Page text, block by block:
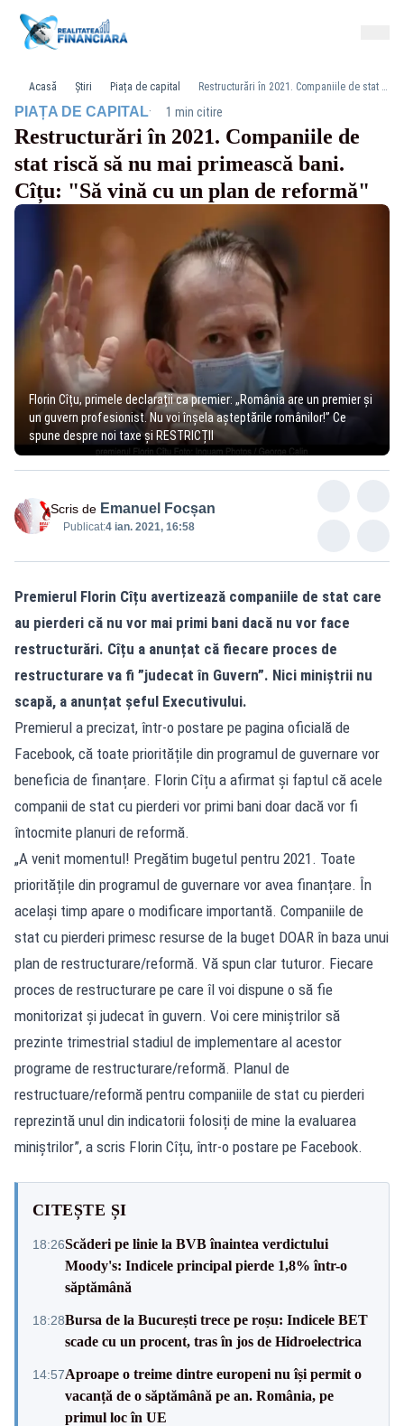
Acasă Știri Piața de capital Restructurări în 2021. Companiile de stat riscă să nu mai primească bani. Cîțu: "Să vină cu un plan de reformă"
PIAȚA DE CAPITAL· 1 min citire
Restructurări în 2021. Companiile de
stat riscă să nu mai primească bani.
Cîțu: "Să vină cu un plan de reformă"
Florin Cîțu, primele declarații ca premier: „România are un premier și
un guvern profesionist. Nu voi înșela așteptările românilor!” Ce
spune despre noi taxe și RESTRICȚII
Scris de Emanuel Focșan
Publicat:4 ian. 2021, 16:58
Premierul Florin Cîțu avertizează companiile de stat care
au pierderi că nu vor mai primi bani dacă nu vor face
restructurări. Cîțu a anunțat că fiecare proces de
restructurare va fi ”judecat în Guvern”. Nici miniștrii nu
scapă, a anunțat șeful Executivului.
Premierul a precizat, într-o postare pe pagina oficială de
Facebook, că toate prioritățile din programul de guvernare vor
beneficia de finanțare. Florin Cîțu a afirmat și faptul că acele
companii de stat cu pierderi vor primi bani doar dacă vor fi
întocmite planuri de reformă.
„A venit momentul! Pregătim bugetul pentru 2021. Toate
prioritățile din programul de guvernare vor avea finanțare. În
același timp apare o modificare importantă. Companiile de
stat cu pierderi primesc resurse de la buget DOAR în baza unui
plan de restructurare/reformă. Vă spun clar tuturor. Fiecare
proces de restructurare pe care îl voi dispune o să fie
monitorizat și judecat în guvern. Voi cere miniștrilor să
prezinte trimestrial stadiul de implementare al acestor
programe de restructurare/reformă. Planul de
restructuare/reformă pentru companiile de stat cu pierderi
reprezintă unul din indicatorii folosiți de mine la evaluarea
miniștrilor”, a scris Florin Cîțu, într-o postare pe Facebook.
CITEȘTE ȘI
18:26Scăderi pe linie la BVB înaintea verdictului
Moody's: Indicele principal pierde 1,8% într-o
săptămână
18:28Bursa de la București trece pe roșu: Indicele BET
scade cu un procent, tras în jos de Hidroelectrica
14:57Aproape o treime dintre europeni nu își permit o
vacanță de o săptămână pe an. România, pe
primul loc în UE